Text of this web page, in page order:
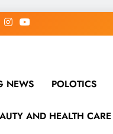
NEWS POLOTICS
AND HEALTH CARE